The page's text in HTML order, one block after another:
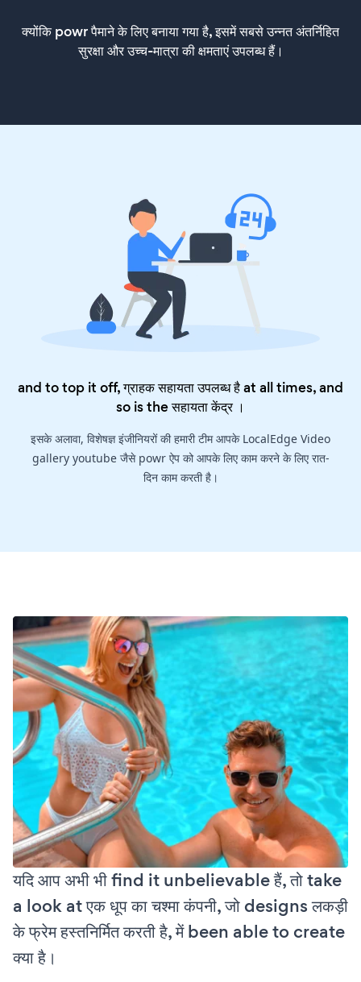
क्योंकि powr पैमाने के लिए बनाया गया है, इसमें सबसे उन्नत अंतर्निहित
सुरक्षा और उच्च-मात्रा की क्षमताएं उपलब्ध हैं।
and to top it off, ग्राहक सहायता उपलब्ध है at all times, and
so is theसहायता केंद्र।
इसके अलावा, विशेषज्ञ इंजीनियरों की हमारी टीम आपके LocalEdge Video
gallery youtube जैसे powr ऐप को आपके लिए काम करने के लिए रात-
दिन काम करती है।
यदि आप अभी भी find it unbelievable हैं, तो take
a look at एक धूप का चश्मा कंपनी, जो designs लकड़ी
के फ्रेम हस्तनिर्मित करती है, में been able to create
क्या है।